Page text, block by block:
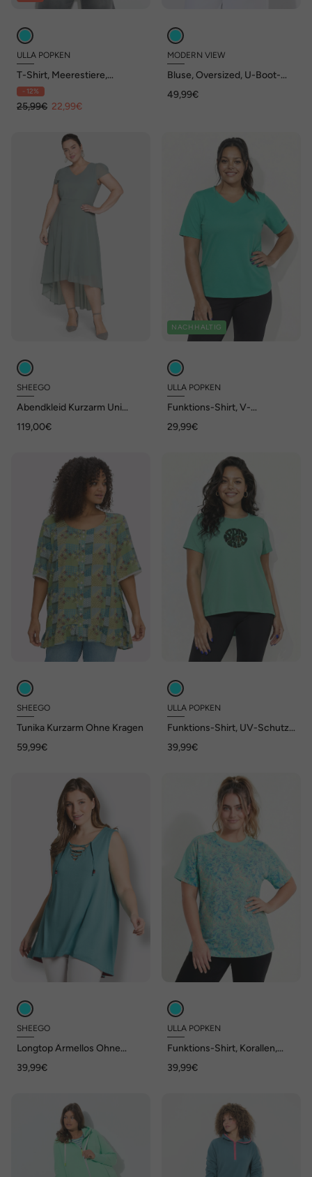
ULLA POPKEN
T-Shirt, Meerestiere,
Oversized, Rundhals,
Halbarm
- 12%
25,99€ 22,99€
MODERN VIEW
Bluse, Oversized, U-Boot-
49,99€
SHEEGO
Abendkleid Kurzarm Uni
119,00€
NACHHALTIG
ULLA POPKEN
Funktions-Shirt, V-
recycelt
29,99€
SHEEGO
Tunika Kurzarm Ohne Kragen
59,99€
ULLA POPKEN
Funktions-Shirt, UV-Schutz,
39,99€
SHEEGO
Longtop Ärmellos Ohne
39,99€
ULLA POPKEN
Funktions-Shirt, Korallen,
39,99€